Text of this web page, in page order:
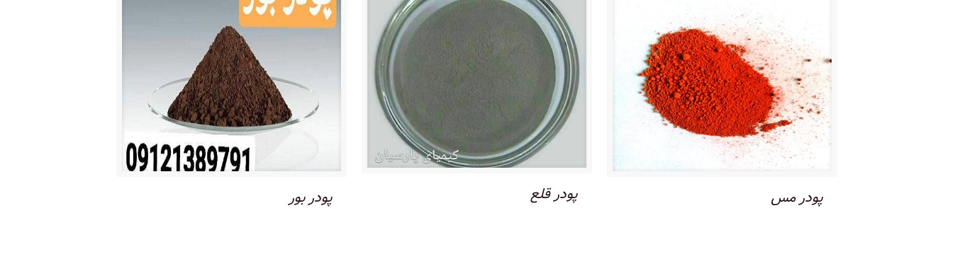
پودر مس پودر قلع پودر بور